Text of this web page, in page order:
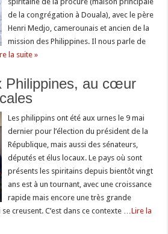
de la congrégation à Douala), avec le père
Henri Medjo, camerounais et ancien de la
mission des Philippines. Il nous parle de
la suite »
Philippines, au cœur
Les philippins ont été aux urnes le 9 mai
dernier pour l’élection du président de la
République, mais aussi des sénateurs,
députés et élus locaux. Le pays où sont
présents les spiritains depuis bientôt vingt
ans est à un tournant, avec une croissance
rapide mais encore une très grande
creusent. C’est dans ce contexte …Lire la